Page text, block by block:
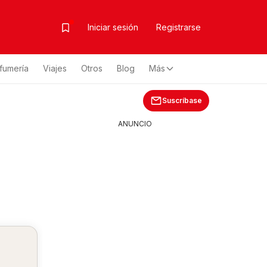
Iniciar sesión Registrarse
Viajes Otros Blog Más
Suscríbase
ANUNCIO